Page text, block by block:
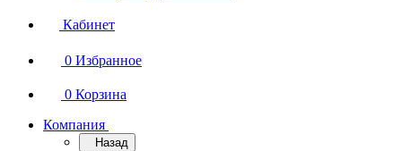
Кабинет
0 Избранное
0 Корзина
Компания
Назад